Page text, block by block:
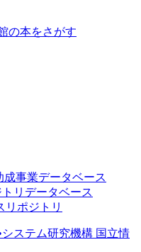
の本をさがす
事業データベース
リデータベース
リポジトリ